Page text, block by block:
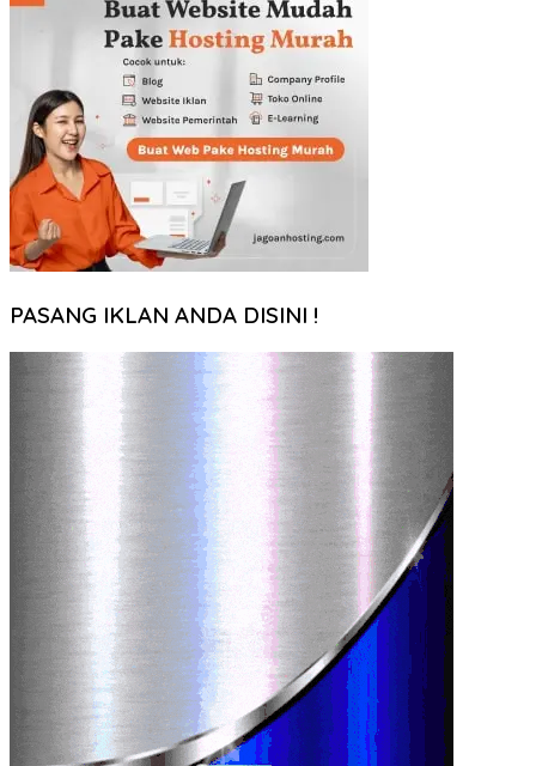
PASANG IKLAN ANDA DISINI !